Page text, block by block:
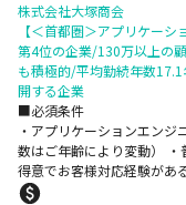
株式会社大塚商会
【＜首都圏＞アプリケー
第4位の企業/130万以上の
も積極的/平均勤続年数
開する企業
■必須条件
・アプリケーションエン
数はご年齢により変動）
得意でお客様対応経験があ